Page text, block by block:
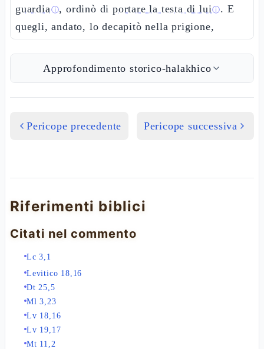
guardiaⓘ, ordinò diportare la testa di luiⓘ. E
quegli, andato, lo decapitò nella prigione,
Approfondimento storico-halakhico
Pericope precedente Pericope successiva
Riferimenti biblici
Citati nel commento
Lc 3,1
Levitico 18,16
Dt 25,5
Ml 3,23
Lv 18,16
Lv 19,17
Mt 11,2